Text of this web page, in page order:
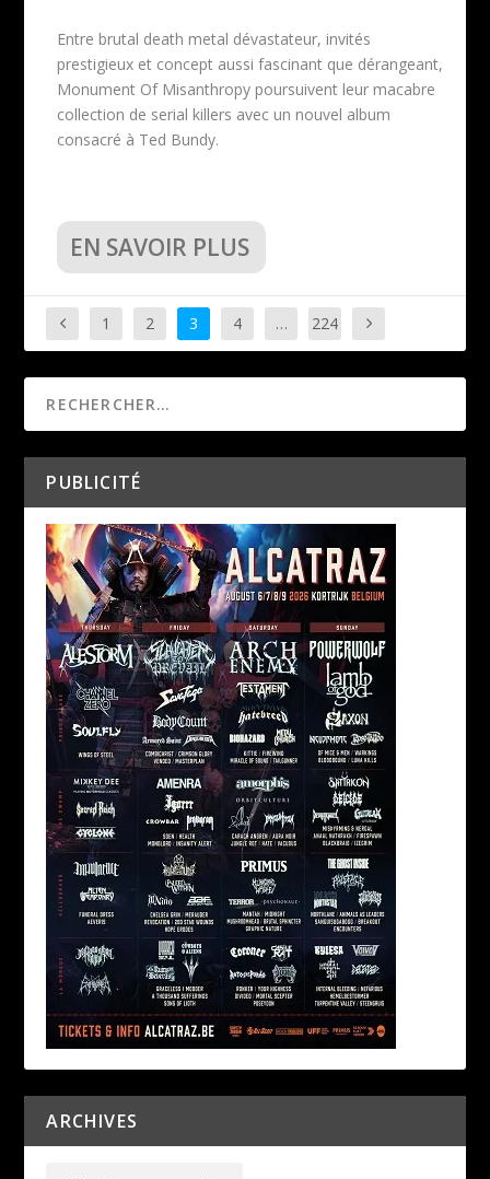
Entre brutal death metal dévastateur, invités
prestigieux et concept aussi fascinant que dérangeant,
Monument Of Misanthropy poursuivent leur macabre
collection de serial killers avec un nouvel album
consacré à Ted Bundy.
EN SAVOIR PLUS
1 2 3 4 … 224
PUBLICITÉ
ARCHIVES